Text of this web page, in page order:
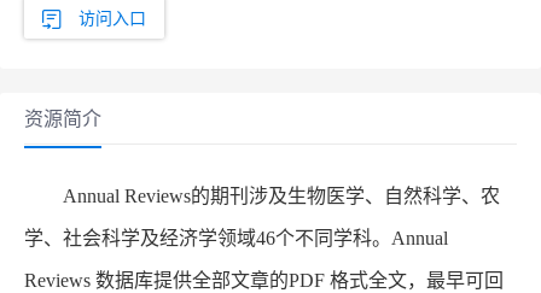
访问入口
资源简介
Annual Reviews的期刊涉及生物医学、自然科学、农
学、社会科学及经济学领域46个不同学科。Annual
Reviews 数据库提供全部文章的PDF 格式全文，最早可回